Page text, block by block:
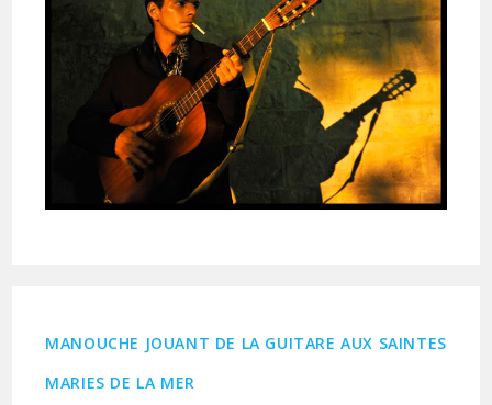
MANOUCHE JOUANT DE LA GUITARE AUX SAINTES
MARIES DE LA MER